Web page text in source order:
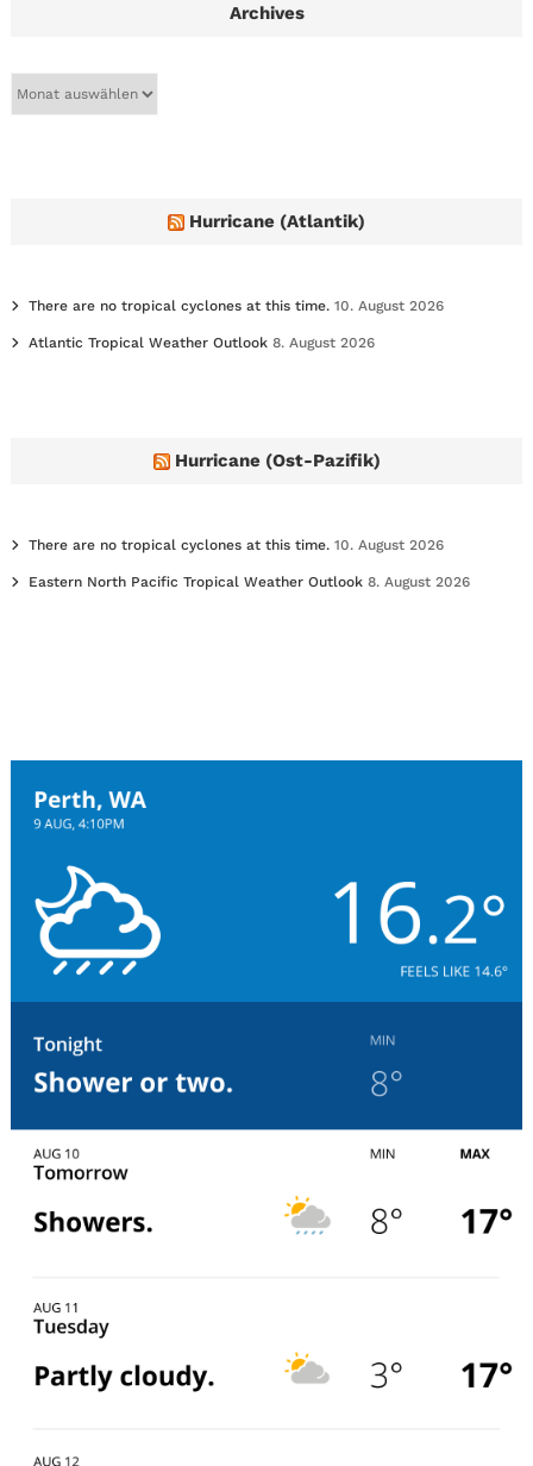
Archives
Hurricane (Atlantik)
There are no tropical cyclones at this time. 10. August 2026
Atlantic Tropical Weather Outlook 8. August 2026
Hurricane (Ost-Pazifik)
There are no tropical cyclones at this time. 10. August 2026
Eastern North Pacific Tropical Weather Outlook 8. August 2026